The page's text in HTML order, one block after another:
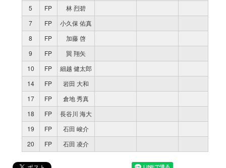
5
FP
林 烈碧
7
FP
小久保 佑真
8
FP
加藤 啓
9
FP
巽 翔矢
10
FP
細越 健太郎
14
FP
岩田 大和
17
FP
倉地 秀真
18
FP
長谷川 海大
19
FP
石田 峻介
20
FP 石田 凌介